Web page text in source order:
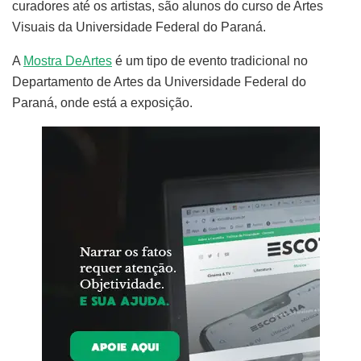
curadores até os artistas, são alunos do curso de Artes
Visuais da Universidade Federal do Paraná.
A Mostra DeArtes é um tipo de evento tradicional no
Departamento de Artes da Universidade Federal do
Paraná, onde está a exposição.